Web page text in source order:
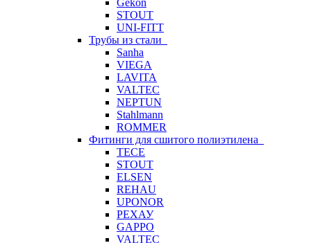
Gekon
STOUT
UNI-FITT
Трубы из стали
Sanha
VIEGA
LAVITA
VALTEC
NEPTUN
Stahlmann
ROMMER
Фитинги для сшитого полиэтилена
TECE
STOUT
ELSEN
REHAU
UPONOR
РЕХАУ
GAPPO
VALTEC